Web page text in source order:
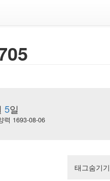
5일
력 1693-08-06
태그숨기기